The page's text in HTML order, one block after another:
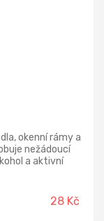
okenní rámy a
nežádoucí
a aktivní
28 Kč